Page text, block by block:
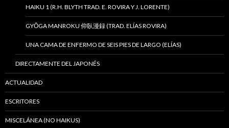
HAIKU 1 (R.H. BLYTH TRAD. E. ROVIRA Y J. LORENTE)
GYŌGA MANROKU 仰臥漫録 (TRAD. ELÍAS ROVIRA)
UNA CAMA DE ENFERMO DE SEIS PIES DE LARGO (ELÍAS)
DIRECTAMENTE DEL JAPONÉS
ACTUALIDAD
ESCRITORES
MISCELÁNEA (NO HAIKUS)